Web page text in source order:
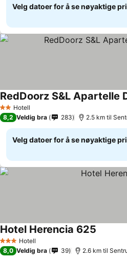
Velg datoer for å se nøyaktige
2 Stjerner
Hotell
RedDoorz S&L Apartelle
8,2 Veldig bra 283 2.5 km til
Velg datoer for å se nøyaktige
3 StjernerHotell
Hotel Herencia 625
8,0 Veldig bra 39 2.6 km til